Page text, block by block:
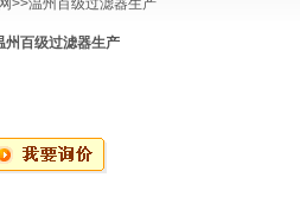
>>温州百级过滤器生产
州百级过滤器生产